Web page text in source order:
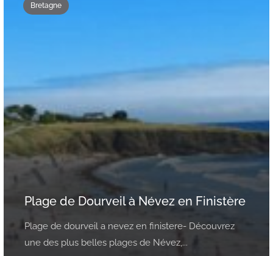
Bretagne
Plage de Dourveil à Névez en Finistère
Plage de dourveil a nevez en finistere- Découvrez
une des plus belles plages de Névez,...